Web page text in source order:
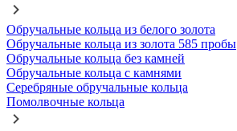
Обручальные кольца из белого золота
Обручальные кольца из золота 585 пробы
Обручальные кольца без камней
Обручальные кольца с камнями
Серебряные обручальные кольца
Помолвочные кольца